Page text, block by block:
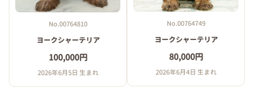
No.00764810
ヨークシャーテリア
100,000円
2026年6月5日 生まれ
No.00764749
ヨークシャーテリア
80,000円
2026年6月4日 生まれ